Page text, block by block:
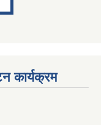
कार्यक्रम